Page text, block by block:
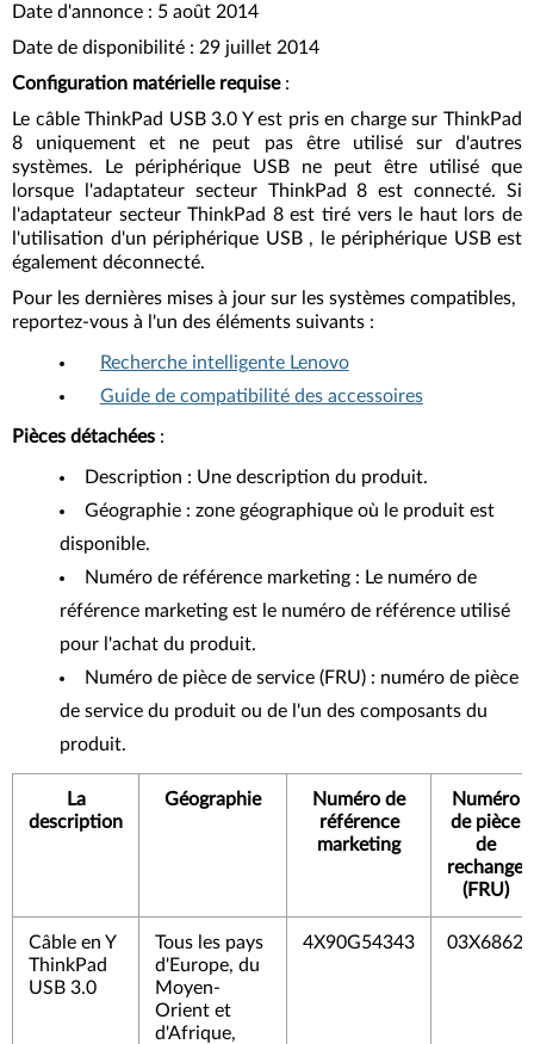
Date d'annonce : 5 août 2014
Date de disponibilité : 29 juillet 2014
Configuration matérielle requise:
Le câble ThinkPad USB 3.0 Y est pris en charge sur ThinkPad
8 uniquement et ne peut pas être utilisé sur d'autres
systèmes. Le périphérique USB ne peut être utilisé que
lorsque l'adaptateur secteur ThinkPad 8 est connecté. Si
l'adaptateur secteur ThinkPad 8 est tiré vers le haut lors de
l'utilisation d'un périphérique USB , le périphérique USB est
également déconnecté.
Pour les dernières mises à jour sur les systèmes compatibles,
reportez-vous à l'un des éléments suivants :
Recherche intelligente Lenovo
Guide de compatibilité des accessoires
Pièces détachées :
Description : Une description du produit.
Géographie : zone géographique où le produit est
disponible.
Numéro de référence marketing : Le numéro de
référence marketing est le numéro de référence utilisé
pour l'achat du produit.
Numéro de pièce de service (FRU) : numéro de pièce
de service du produit ou de l'un des composants du
produit.
La
description
Géographie
Numéro de
référence
marketing
Numéro
de pièce
de
rechange
(FRU)
Câble en Y
ThinkPad
USB 3.0
Tous les pays
d'Europe, du
Moyen-
Orient et
d'Afrique,
4X90G54343 03X6862